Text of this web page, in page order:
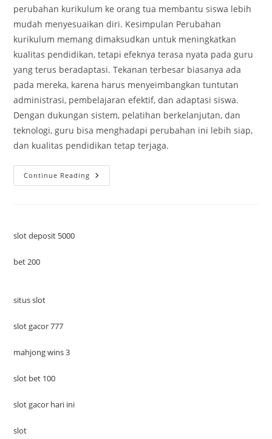
perubahan kurikulum ke orang tua membantu siswa lebih
mudah menyesuaikan diri. Kesimpulan Perubahan
kurikulum memang dimaksudkan untuk meningkatkan
kualitas pendidikan, tetapi efeknya terasa nyata pada guru
yang terus beradaptasi. Tekanan terbesar biasanya ada
pada mereka, karena harus menyeimbangkan tuntutan
administrasi, pembelajaran efektif, dan adaptasi siswa.
Dengan dukungan sistem, pelatihan berkelanjutan, dan
teknologi, guru bisa menghadapi perubahan ini lebih siap,
dan kualitas pendidikan tetap terjaga.
Continue Reading Kurikulum
Terus
slot deposit 5000
bet 200
situs slot
slot gacor 777
mahjong wins 3
slot bet 100
slot gacor hari ini
slot